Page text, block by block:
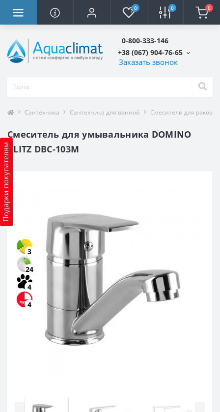
0 0 0
0-800-333-146
+38 (067) 904-76-65
Заказать звонок
Подарки покупателям
Сантехника Сантехника для ванной Смесители для
Смеситель для умывальника DOMINO
BLITZ DBC-103M
3
24
4
4